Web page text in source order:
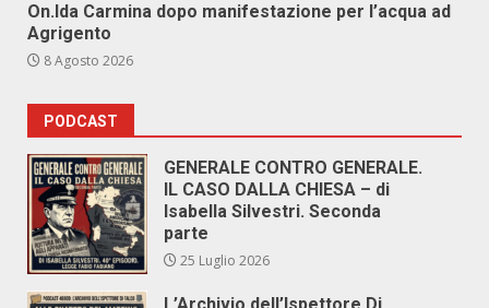
On.Ida Carmina dopo manifestazione per l’acqua ad
Agrigento
8 Agosto 2026
PODCAST
GENERALE CONTRO GENERALE.
IL CASO DALLA CHIESA – di
Isabella Silvestri. Seconda
parte
25 Luglio 2026